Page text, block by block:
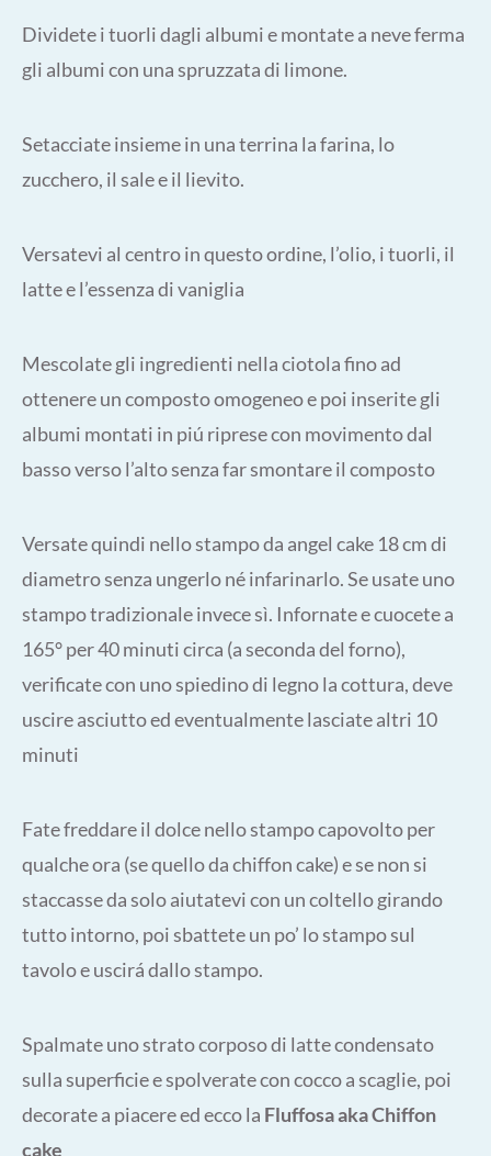
Dividete i tuorli dagli albumi e montate a neve ferma
gli albumi con una spruzzata di limone.
Setacciate insieme in una terrina la farina, lo
zucchero, il sale e il lievito.
Versatevi al centro in questo ordine, l’olio, i tuorli, il
latte e l’essenza di vaniglia
Mescolate gli ingredienti nella ciotola fino ad
ottenere un composto omogeneo e poi inserite gli
albumi montati in piú riprese con movimento dal
basso verso l’alto senza far smontare il composto
Versate quindi nello stampo da angel cake 18 cm di
diametro senza ungerlo né infarinarlo. Se usate uno
stampo tradizionale invece sì. Infornate e cuocete a
165° per 40 minuti circa (a seconda del forno),
verificate con uno spiedino di legno la cottura, deve
uscire asciutto ed eventualmente lasciate altri 10
minuti
Fate freddare il dolce nello stampo capovolto per
qualche ora (se quello da chiffon cake) e se non si
staccasse da solo aiutatevi con un coltello girando
tutto intorno, poi sbattete un po’ lo stampo sul
tavolo e uscirá dallo stampo.
Spalmate uno strato corposo di latte condensato
sulla superficie e spolverate con cocco a scaglie, poi
decorate a piacere ed ecco la Fluffosa aka Chiffon
cake